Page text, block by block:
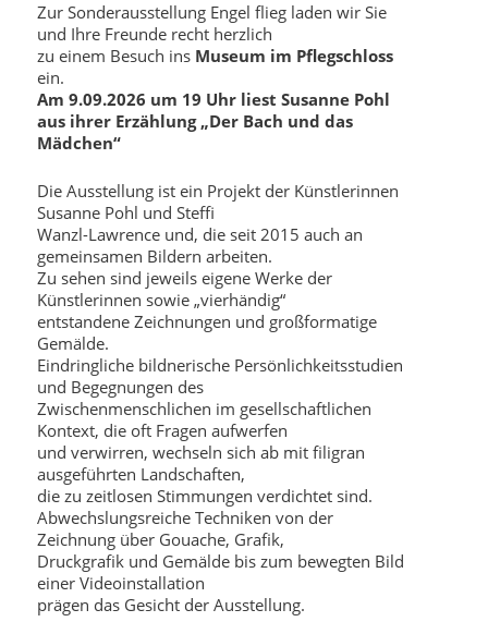
Zur Sonderausstellung Engel flieg laden wir Sie
und Ihre Freunde recht herzlich
zu einem Besuch ins Museum im Pflegschloss
ein.
Am 9.09.2026 um 19 Uhr liest Susanne Pohl
aus ihrer Erzählung „Der Bach und das
Mädchen“
Die Ausstellung ist ein Projekt der Künstlerinnen
Susanne Pohl und Steffi
Wanzl-Lawrence und, die seit 2015 auch an
gemeinsamen Bildern arbeiten.
Zu sehen sind jeweils eigene Werke der
Künstlerinnen sowie „vierhändig“
entstandene Zeichnungen und großformatige
Gemälde.
Eindringliche bildnerische Persönlichkeitsstudien
und Begegnungen des
Zwischenmenschlichen im gesellschaftlichen
Kontext, die oft Fragen aufwerfen
und verwirren, wechseln sich ab mit filigran
ausgeführten Landschaften,
die zu zeitlosen Stimmungen verdichtet sind.
Abwechslungsreiche Techniken von der
Zeichnung über Gouache, Grafik,
Druckgrafik und Gemälde bis zum bewegten Bild
einer Videoinstallation
prägen das Gesicht der Ausstellung.